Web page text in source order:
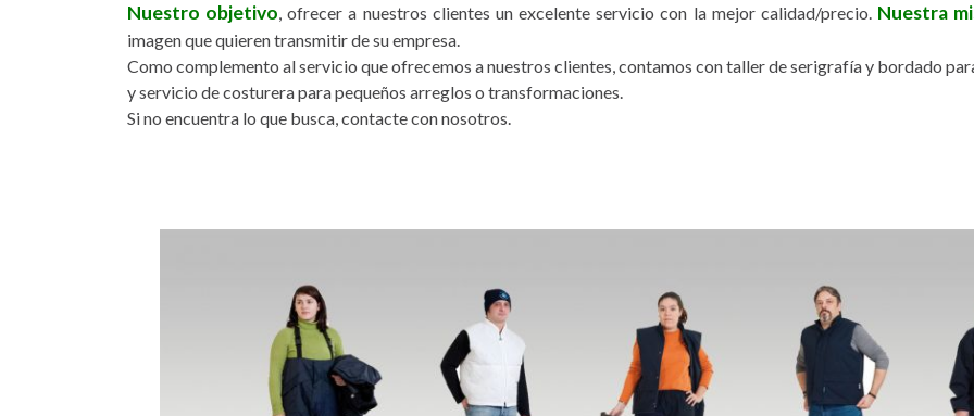
Nuestro objetivo, ofrecer a nuestros clientes un excelente servicio con la mejor calidad/precio. Nuestra
imagen que quieren transmitir de su empresa.
Como complemento al servicio que ofrecemos a nuestros clientes, contamos con taller de serigrafía y bordado
y servicio de costurera para pequeños arreglos o transformaciones.
Si no encuentra lo que busca, contacte con nosotros.